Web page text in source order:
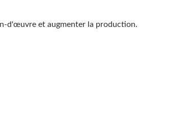
d'œuvre et augmenter la production.